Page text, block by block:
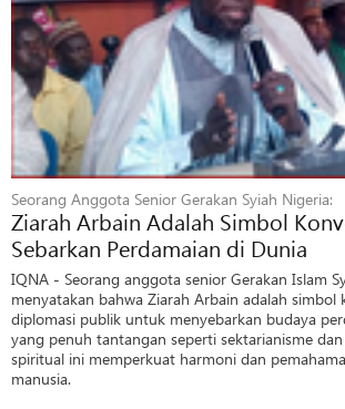
Seorang Anggota Senior Gerakan Syiah Nigeria:
Ziarah Arbain Adalah Simbol
Sebarkan Perdamaian di Dunia
IQNA - Seorang anggota senior Gerakan Islam
menyatakan bahwa Ziarah Arbain adalah simbol
diplomasi publik untuk menyebarkan budaya
yang penuh tantangan seperti sektarianisme dan
spiritual ini memperkuat harmoni dan
manusia.